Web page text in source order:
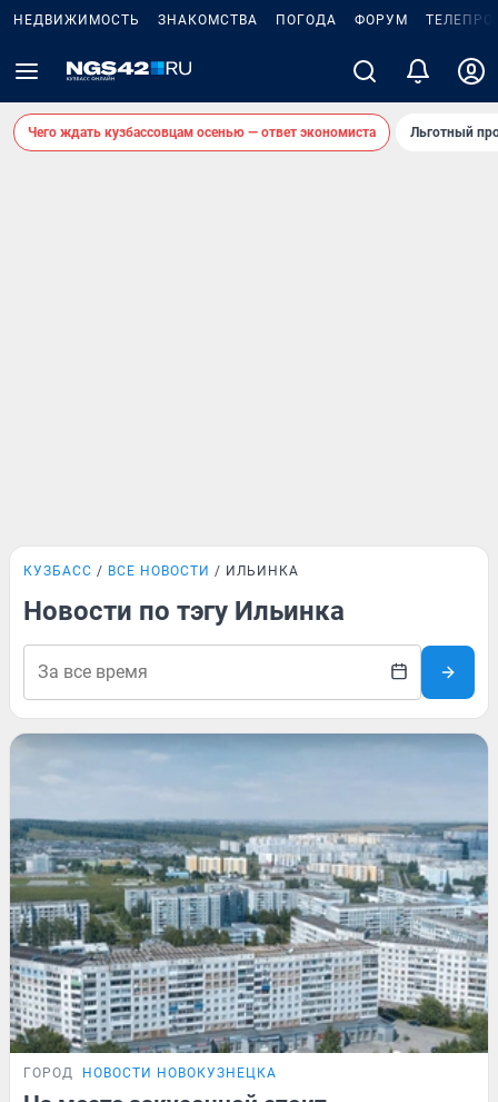
НЕДВИЖИМОСТЬ ЗНАКОМСТВА ПОГОДА ФОРУМ
Чего ждать кузбассовцам осенью — ответ экономиста Льготный
КУЗБАСС ВСЕ НОВОСТИ ИЛЬИНКА
Новости по тэгу Ильинка
ГОРОД НОВОСТИ НОВОКУЗНЕЦКА